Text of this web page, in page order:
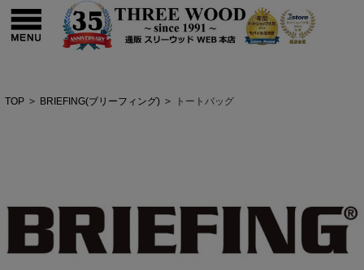
TOP > BRIEFING(ブリーフィング) > トートバッグ